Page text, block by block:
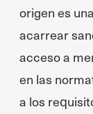
origen es
acarrear
acceso a
en las
a los